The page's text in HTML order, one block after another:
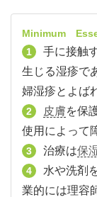
Minimum
1
手に接触
生じる湿疹で
婦湿疹とよば
2 皮膚を保
使用によって
3 治療は保
4
水や洗剤
業的には理容